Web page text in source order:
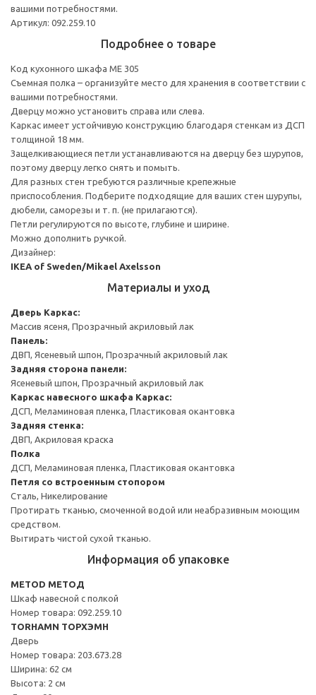
вашими потребностями.
Артикул: 092.259.10
Подробнее о товаре
Код кухонного шкафа ME 305
Съемная полка – организуйте место для хранения в соответствии с
вашими потребностями.
Дверцу можно установить справа или слева.
Каркас имеет устойчивую конструкцию благодаря стенкам из ДСП
толщиной 18 мм.
Защелкивающиеся петли устанавливаются на дверцу без шурупов,
поэтому дверцу легко снять и помыть.
Для разных стен требуются различные крепежные
приспособления. Подберите подходящие для ваших стен шурупы,
дюбели, саморезы и т. п. (не прилагаются).
Петли регулируются по высоте, глубине и ширине.
Можно дополнить ручкой.
Дизайнер:
IKEA of Sweden/Mikael Axelsson
Материалы и уход
Дверь Каркас:
Массив ясеня, Прозрачный акриловый лак
Панель:
ДВП, Ясеневый шпон, Прозрачный акриловый лак
Задняя сторона панели:
Ясеневый шпон, Прозрачный акриловый лак
Каркас навесного шкафа Каркас:
ДСП, Меламиновая пленка, Пластиковая окантовка
Задняя стенка:
ДВП, Акриловая краска
Полка
ДСП, Меламиновая пленка, Пластиковая окантовка
Петля со встроенным стопором
Сталь, Никелирование
Протирать тканью, смоченной водой или неабразивным моющим
средством.
Вытирать чистой сухой тканью.
Информация об упаковке
METOD МЕТОД
Шкаф навесной с полкой
Номер товара: 092.259.10
TORHAMN ТОРХЭМН
Дверь
Номер товара: 203.673.28
Ширина: 62 см
Высота: 2 см